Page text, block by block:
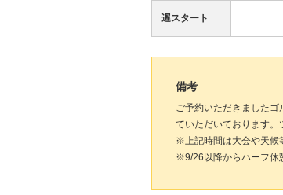
遅スタート
備考
ご予約いただきました
ていただいております。
※上記時間は大会や天候
※9/26以降からハーフ休